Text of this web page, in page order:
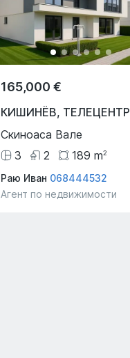
165,000 €
КИШИНЁВ, ТЕЛЕЦЕНТР
Скиноаса Вале
3
2 189 m2
Раю Иван 068444532
Агент по недвижимости